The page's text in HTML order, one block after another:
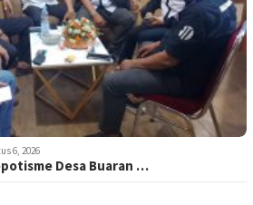
6, 2026
Desa Buaran …